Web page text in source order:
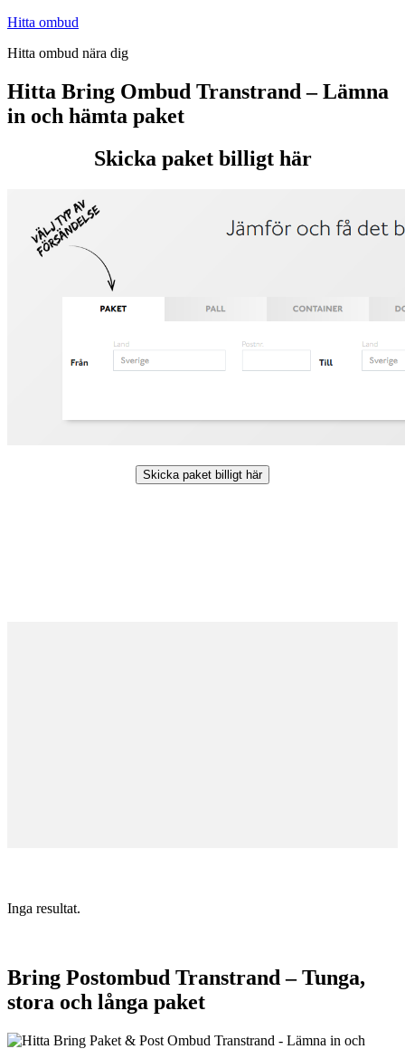
Hoppa
innehåll
Hitta ombud
Hitta ombud nära dig
Hitta Bring Ombud Transtrand – Lämna
in och hämta paket
Skicka paket billigt här
Skicka paket billigt här
Inga resultat.
Bring Postombud Transtrand – Tunga,
stora och långa paket